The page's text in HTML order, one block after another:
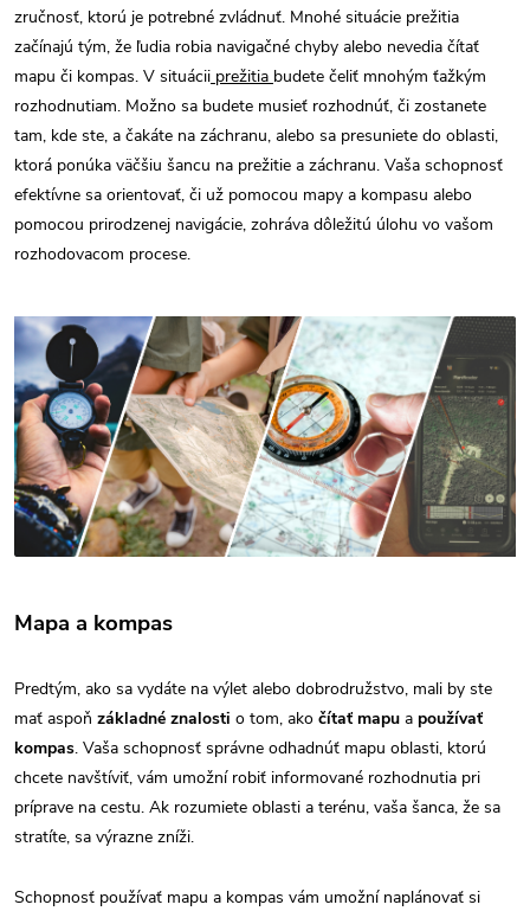
zručnosť, ktorú je potrebné zvládnuť. Mnohé situácie prežitia
začínajú tým, že ľudia robia navigačné chyby alebo nevedia čítať
mapu či kompas. V situácii prežitia budete čeliť mnohým ťažkým
rozhodnutiam. Možno sa budete musieť rozhodnúť, či zostanete
tam, kde ste, a čakáte na záchranu, alebo sa presuniete do oblasti,
ktorá ponúka väčšiu šancu na prežitie a záchranu. Vaša schopnosť
efektívne sa orientovať, či už pomocou mapy a kompasu alebo
pomocou prirodzenej navigácie, zohráva dôležitú úlohu vo vašom
rozhodovacom procese.
Mapa a kompas
Predtým, ako sa vydáte na výlet alebo dobrodružstvo, mali by ste
mať aspoň základné znalosti o tom, ako čítať mapu a používať
kompas. Vaša schopnosť správne odhadnúť mapu oblasti, ktorú
chcete navštíviť, vám umožní robiť informované rozhodnutia pri
príprave na cestu. Ak rozumiete oblasti a terénu, vaša šanca, že sa
stratíte, sa výrazne zníži.
Schopnosť používať mapu a kompas vám umožní naplánovať si